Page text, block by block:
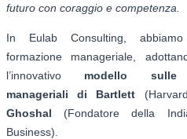
futuro con coraggio e competenza.
In Eulab Consulting,
formazione manageriale,
l’innovativo modello sulle
manageriali di Bartlett
Ghoshal (Fondatore della
Business).